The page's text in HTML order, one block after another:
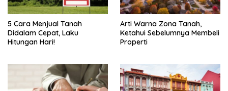
5 Cara Menjual Tanah
Didalam Cepat, Laku
Hitungan Hari!
Arti Warna Zona Tanah,
Ketahui Sebelumnya Membeli
Properti